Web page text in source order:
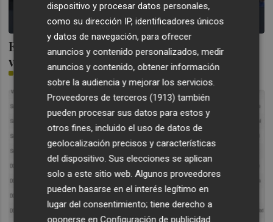
El Valencia Basket mide su reacción en la
visita del Perfumerías Avenida
dispositivo y procesar datos personales,
como su dirección IP, identificadores únicos
y datos de navegación, para ofrecer
anuncios y contenido personalizados, medir
anuncios y contenido, obtener información
sobre la audiencia y mejorar los servicios.
Proveedores de terceros (1913) también
pueden procesar sus datos para estos y
otros fines, incluido el uso de datos de
geolocalización precisos y características
del dispositivo. Sus elecciones se aplican
solo a este sitio web. Algunos proveedores
pueden basarse en el interés legítimo en
lugar del consentimiento; tiene derecho a
oponerse enConfiguración de publicidad.